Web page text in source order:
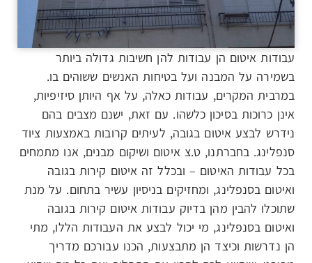
עבודות איטום הן עבודות להן חשיבות גדולה ביותר
בשמירה על המבנה ועל בטיחות האנשים ששוהים בו.
במרבית המקרים, עבודות כאלה, על אף היותן סיזיפיות,
אינן כרוכות בסיכון כלשהו. עם זאת, ישנם מצבים בהם
נידרש לבצע איטום בגובה, לעיתים קרובות באמצעות ציוד
סנפלינג. בחברתנו, ט.צ איטום ושיקום מבנים, אנו מתמחים
בכל עבודות האיטום – ובכלל זה איטום קירות בגובה
ואיטום בסנפלינג, ומחזיקים בניסיון עשיר בתחום. על מנת
שתוכלו להבין מהן בדיוק עבודות איטום קירות בגובה
ואיטום בסנפלינג, מי יכול לבצע את העבודות הללו, מתי
הן נדרשות וכיצד הן מתבצעות, הכנו עבורכם מדריך